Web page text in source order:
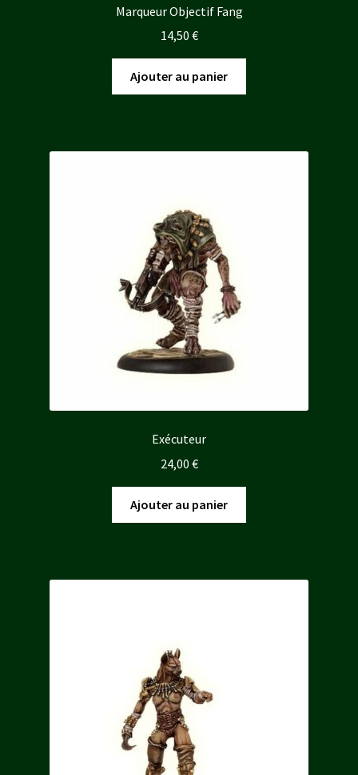
Marqueur Objectif Fang
14,50 €
Ajouter au panier
Exécuteur
24,00 €
Ajouter au panier